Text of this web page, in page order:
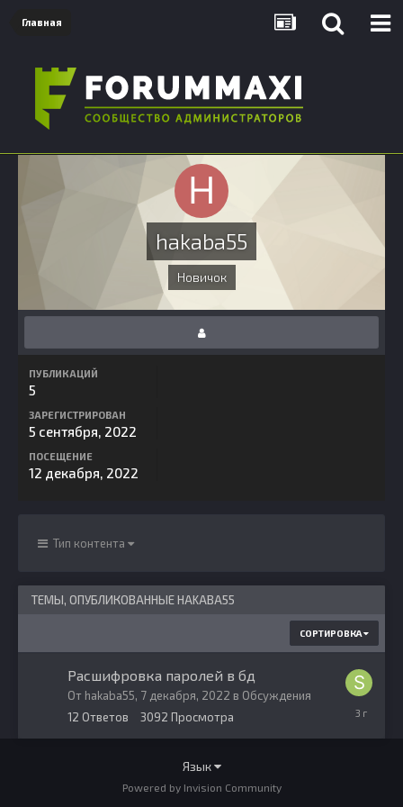
Главная
hakaba55
Новичок
ПУБЛИКАЦИЙ
5
ЗАРЕГИСТРИРОВАН
5 сентября, 2022
ПОСЕЩЕНИЕ
12 декабря, 2022
Тип контента
ТЕМЫ, ОПУБЛИКОВАННЫЕ HAKABA55
СОРТИРОВКА
Расшифровка паролей в бд
От hakaba55, 7 декабря, 2022 в Обсуждения
12 Ответов 3092 Просмотра
декабря,
2022
Язык
Powered by Invision Community